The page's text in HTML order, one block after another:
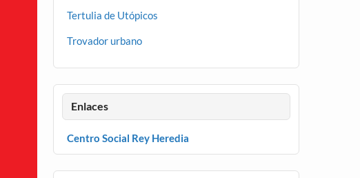
Tertulia de Utópicos
Trovador urbano
Enlaces
Centro Social Rey Heredia